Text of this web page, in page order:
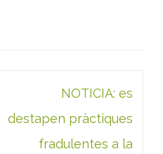
NOTICIA: es
destapen pràctiques
fradulentes a la